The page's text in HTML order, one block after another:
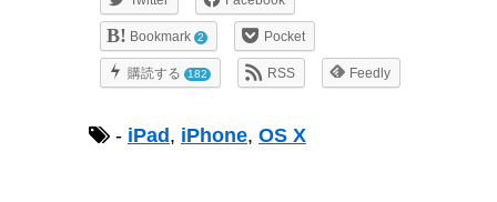
Bookmark 2 Pocket
購読する 182 RSS Feedly
- iPad, iPhone, OS X